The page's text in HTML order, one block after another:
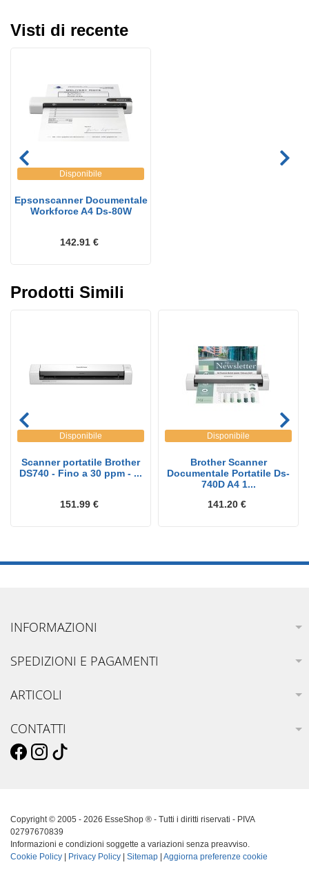
Visti di recente
Disponibile
Epsonscanner Documentale
Workforce A4 Ds-80W
142.91 €
Prodotti Simili
Disponibile
Scanner portatile Brother
DS740 - Fino a 30 ppm - ...
151.99 €
Disponibile
Brother Scanner
Documentale Portatile Ds-
740D A4 1...
141.20 €
INFORMAZIONI
SPEDIZIONI E PAGAMENTI
ARTICOLI
CONTATTI
Copyright © 2005 - 2026 EsseShop ® - Tutti i diritti riservati - PIVA
02797670839
Informazioni e condizioni soggette a variazioni senza preavviso.
Cookie Policy
Privacy Policy Sitemap Aggiorna preferenze cookie